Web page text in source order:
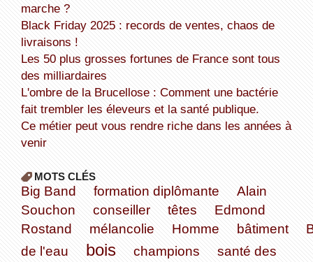
marche ?
Black Friday 2025 : records de ventes, chaos de
livraisons !
Les 50 plus grosses fortunes de France sont tous
des milliardaires
L'ombre de la Brucellose : Comment une bactérie
fait trembler les éleveurs et la santé publique.
Ce métier peut vous rendre riche dans les années à
venir
MOTS CLÉS
Big Band formation diplômante
Alain
Souchon
conseiller têtes
Edmond
Rostand
mélancolie Homme bâtiment
de l'eau
bois champions
santé des